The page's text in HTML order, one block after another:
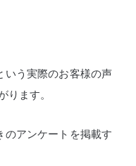
いう実際のお客様の声
ます。
アンケートを掲載す